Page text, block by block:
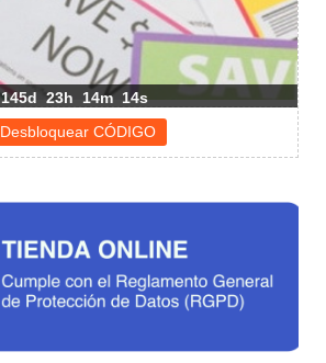
145d 23h 14m 13s